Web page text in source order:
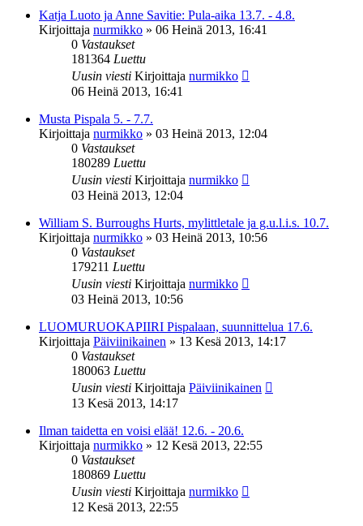
Katja Luoto ja Anne Savitie: Pula-aika 13.7. - 4.8.
Kirjoittaja nurmikko » 06 Heinä 2013, 16:41
0 Vastaukset
181364 Luettu
Uusin viesti Kirjoittaja nurmikko
06 Heinä 2013, 16:41
Musta Pispala 5. - 7.7.
Kirjoittaja nurmikko » 03 Heinä 2013, 12:04
0 Vastaukset
180289 Luettu
Uusin viesti Kirjoittaja nurmikko
03 Heinä 2013, 12:04
William S. Burroughs Hurts, mylittletale ja g.u.l.i.s. 10.7.
Kirjoittaja nurmikko » 03 Heinä 2013, 10:56
0 Vastaukset
179211 Luettu
Uusin viesti Kirjoittaja nurmikko
03 Heinä 2013, 10:56
LUOMURUOKAPIIRI Pispalaan, suunnittelua 17.6.
Kirjoittaja Päiviinikainen » 13 Kesä 2013, 14:17
0 Vastaukset
180063 Luettu
Uusin viesti Kirjoittaja Päiviinikainen
13 Kesä 2013, 14:17
Ilman taidetta en voisi elää! 12.6. - 20.6.
Kirjoittaja nurmikko » 12 Kesä 2013, 22:55
0 Vastaukset
180869 Luettu
Uusin viesti Kirjoittaja nurmikko
12 Kesä 2013, 22:55